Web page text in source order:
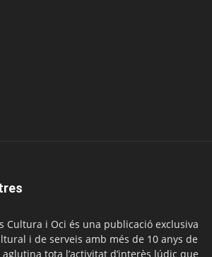
Cultura i Oci és una publicació exclusiva
i de serveis amb més de 10 anys de
tota l’activitat d’interès lúdic que